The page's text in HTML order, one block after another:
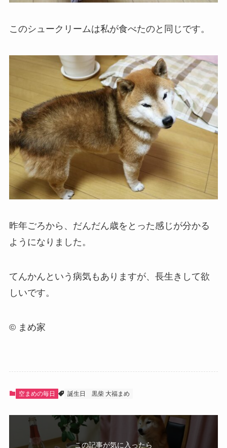
このシュークリームは私が食べたのと同じです。
昨年ごろから、だんだん歳をとった感じが分かる
ようになりました。
てんかんという病気もありますが、長生きして欲
しいです。
© まめ家
空まめの毎日 誕生日 黒柴 大福まめ
この記事が気に入ったら